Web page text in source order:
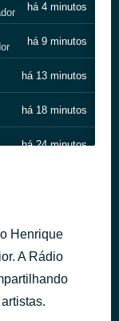
há 4 minutos
há 9 minutos
há 13 minutos
há 18 minutos
há 24 minutos
Le Pire des Mots [Words Are Not Enough] (Internacional Extras
há 44 minutos
Henrique
A Rádio